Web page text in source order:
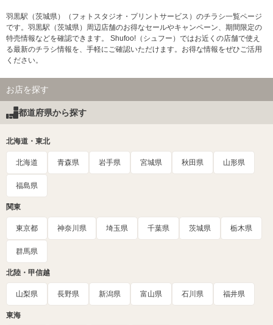
羽黒駅（茨城県）（フォトスタジオ・プリントサービス）のチラシ一覧ページ
です。羽黒駅（茨城県）周辺店舗のお得なセールやキャンペーン、期間限定の
特売情報などを確認できます。 Shufoo!（シュフー）ではお近くの店舗で使え
る最新のチラシ情報を、手軽にご確認いただけます。お得な情報をぜひご活用
ください。
お店を探す
都道府県から探す
北海道・東北
北海道 青森県 岩手県 宮城県 秋田県 山形県
福島県
関東
東京都 神奈川県 埼玉県 千葉県 茨城県 栃木県
群馬県
北陸・甲信越
山梨県 長野県 新潟県 富山県 石川県 福井県
東海